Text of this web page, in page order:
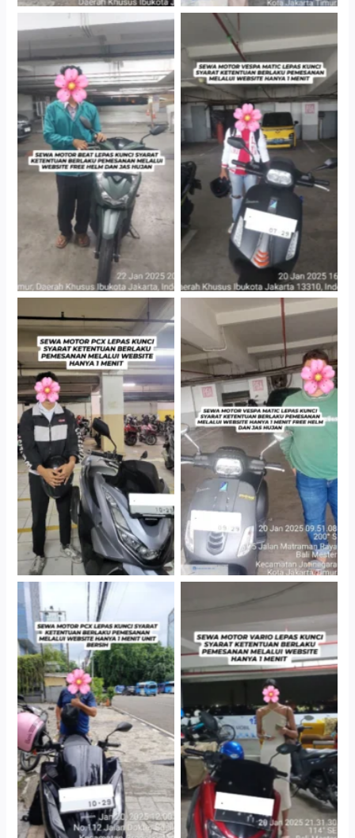
Cityplaza Jatinegara
Gedung Parkir P6A
Cityplaza Jatinegara
Gedung Parkir P6A
Hotel Kartika Chandra,
Jakarta Selatan
Cityplaza Jatinegara
Gedung Parkir P6A
Antar Jemput Kendaraan
Cityplaza Jatinegara
Gedung Parkir P6A